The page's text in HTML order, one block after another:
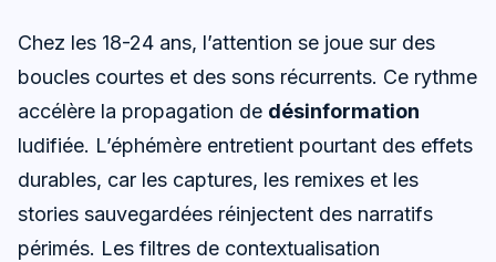
Chez les 18-24 ans, l’attention se joue sur des
boucles courtes et des sons récurrents. Ce rythme
accélère la propagation de désinformation
ludifiée. L’éphémère entretient pourtant des effets
durables, car les captures, les remixes et les
stories sauvegardées réinjectent des narratifs
périmés. Les filtres de contextualisation